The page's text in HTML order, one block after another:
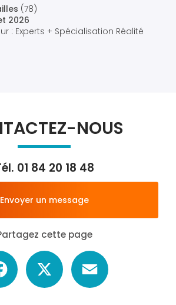
(78)
2026
: Experts + Spécialisation Réalité
NOUS
01 84 20 18 48
Envoyer un message
cette page
Facebook